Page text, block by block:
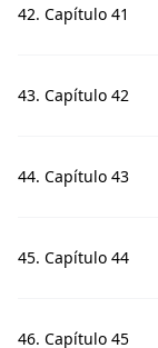
42. Capítulo 41
43. Capítulo 42
44. Capítulo 43
45. Capítulo 44
46. Capítulo 45